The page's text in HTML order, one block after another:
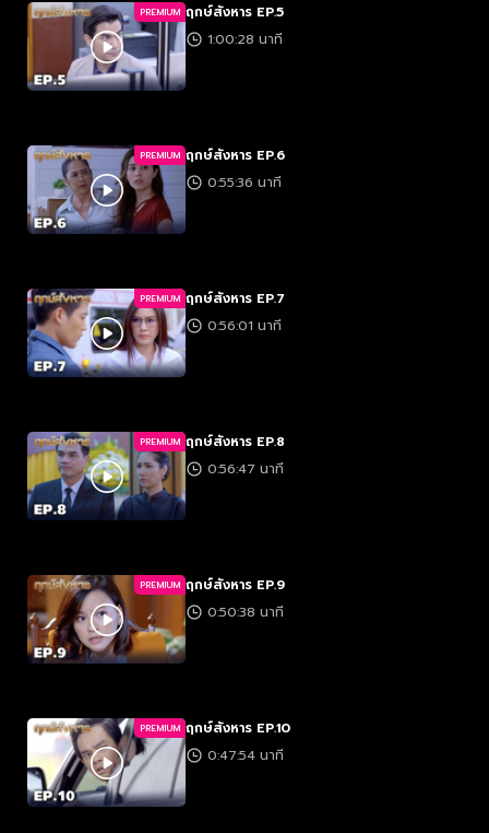
PREMIUM ฤกษ์สังหาร EP.5
1:00:28 นาที
PREMIUM ฤกษ์สังหาร EP.6
0:55:36 นาที
PREMIUM ฤกษ์สังหาร EP.7
0:56:01 นาที
PREMIUM ฤกษ์สังหาร EP.8
0:56:47 นาที
PREMIUM ฤกษ์สังหาร EP.9
0:50:38 นาที
PREMIUM ฤกษ์สังหาร EP.10
0:47:54 นาที